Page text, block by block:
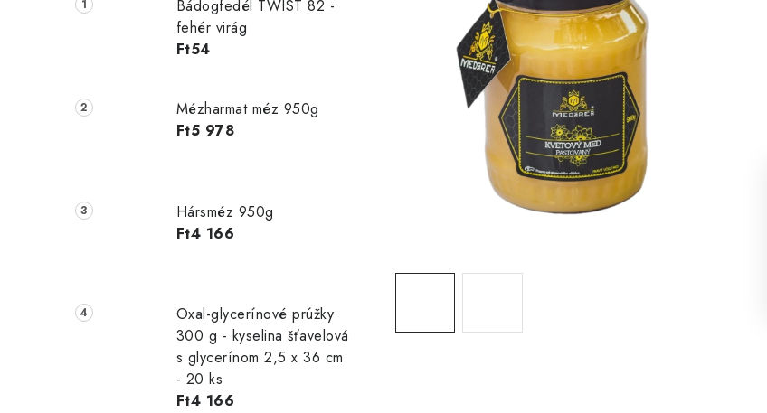
s
a
l
Bádogfedél TWIST 82 -
fehér virág
Ft54
Mézharmat méz 950g
Ft5 978
Hársméz 950g
Ft4 166
Oxal-glycerínové prúžky
300 g - kyselina šťavelová
s glycerínom 2,5 x 36 cm
- 20 ks
Ft4 166